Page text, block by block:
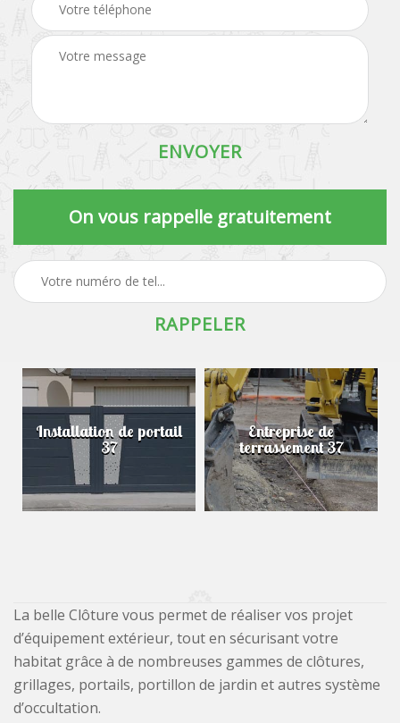
On vous rappelle gratuitement
Installation de portail
37
Entreprise de
terrassement 37
La belle Clôture vous permet de réaliser vos projet
d’équipement extérieur, tout en sécurisant votre
habitat grâce à de nombreuses gammes de clôtures,
grillages, portails, portillon de jardin et autres système
d’occultation.